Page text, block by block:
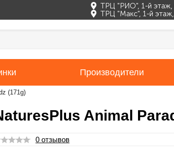
ТРЦ "РИО", 1-й этаж,
ТРЦ "Макс", 1-й
Производители
(171g)
Animal
0 отзывов